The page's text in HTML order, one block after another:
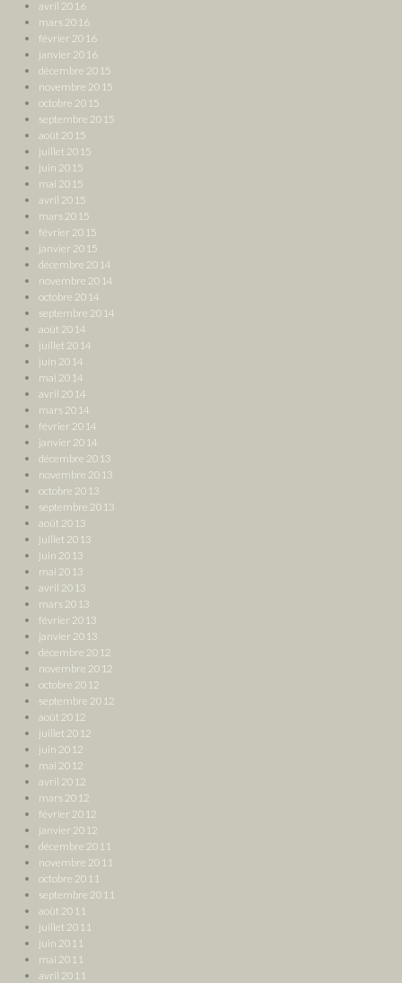
avril 2016
mars 2016
février 2016
janvier 2016
décembre 2015
novembre 2015
octobre 2015
septembre 2015
août 2015
juillet 2015
juin 2015
mai 2015
avril 2015
mars 2015
février 2015
janvier 2015
décembre 2014
novembre 2014
octobre 2014
septembre 2014
août 2014
juillet 2014
juin 2014
mai 2014
avril 2014
mars 2014
février 2014
janvier 2014
décembre 2013
novembre 2013
octobre 2013
septembre 2013
août 2013
juillet 2013
juin 2013
mai 2013
avril 2013
mars 2013
février 2013
janvier 2013
décembre 2012
novembre 2012
octobre 2012
septembre 2012
août 2012
juillet 2012
juin 2012
mai 2012
avril 2012
mars 2012
février 2012
janvier 2012
décembre 2011
novembre 2011
octobre 2011
septembre 2011
août 2011
juillet 2011
juin 2011
mai 2011
avril 2011